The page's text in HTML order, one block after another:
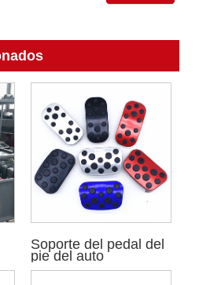
Soporte del pedal del
pie del auto